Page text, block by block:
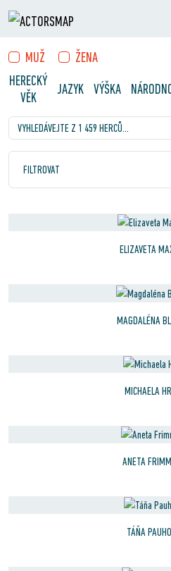
MUŽ
ŽENA
HERECKÝ
VĚK
JAZYK VÝŠKA
FILTROVAT
ELIZAVETA
MAGDALÉNA
MICHAELA
ANETA
TÁŇA